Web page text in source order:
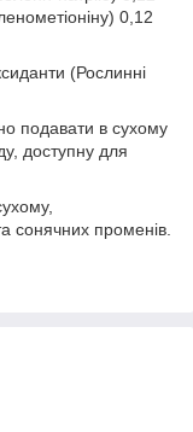
0,12
(Рослинні
подавати в сухому
доступну для
сонячних променів.